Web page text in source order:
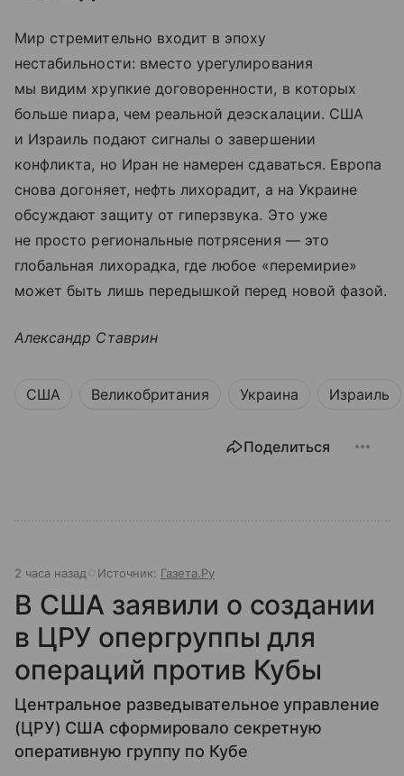
Мир стремительно входит в эпоху
нестабильности: вместо урегулирования
мы видим хрупкие договоренности, в которых
больше пиара, чем реальной деэскалации. США
и Израиль подают сигналы о завершении
конфликта, но Иран не намерен сдаваться. Европа
снова догоняет, нефть лихорадит, а на Украине
обсуждают защиту от гиперзвука. Это уже
не просто региональные потрясения — это
глобальная лихорадка, где любое «перемирие»
может быть лишь передышкой перед новой фазой.
Александр Ставрин
США Великобритания Украина Израиль
Поделиться
2 часа назад Источник: Газета.Ру
В США заявили о создании
в ЦРУ опергруппы для
операций против Кубы
Центральное разведывательное управление
(ЦРУ) США сформировало секретную
оперативную группу по Кубе